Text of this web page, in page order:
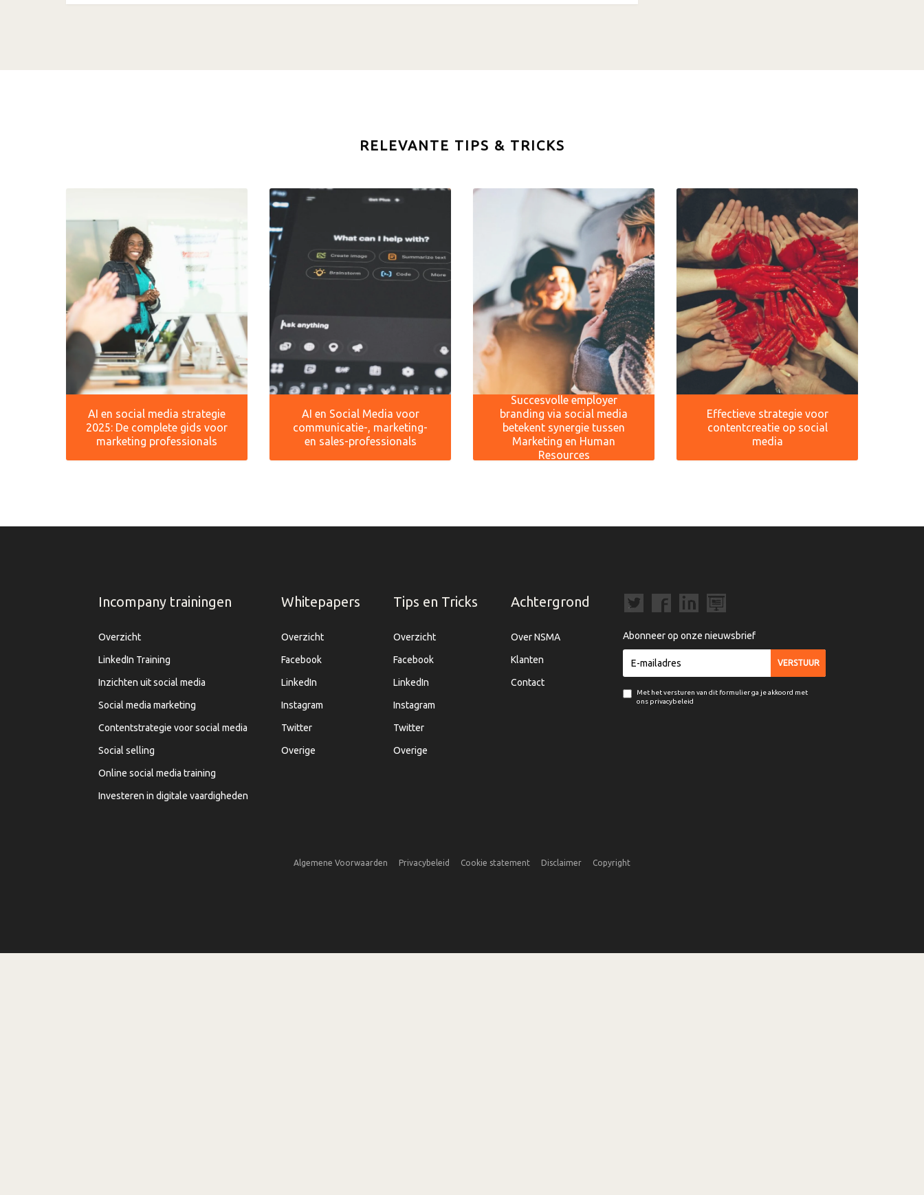
RELEVANTE TIPS & TRICKS
AI en social media strategie
2025: De complete gids voor
marketing professionals
AI en Social Media voor
communicatie-, marketing-
en sales-professionals
Succesvolle employer
branding via social media
betekent synergie tussen
Marketing en Human
Resources
Effectieve strategie voor
contentcreatie op social
media
Incompany trainingen
Overzicht
LinkedIn Training
Inzichten uit social media
Social media marketing
Contentstrategie voor social media
Social selling
Online social media training
Investeren in digitale vaardigheden
Whitepapers
Overzicht
Facebook
LinkedIn
Instagram
Twitter
Overige
Tips en Tricks
Overzicht
Facebook
LinkedIn
Instagram
Twitter
Overige
Achtergrond
Over NSMA
Klanten
Contact
Abonneer op onze nieuwsbrief
Met het versturen van dit formulier ga je akkoord met
ons privacybeleid
Algemene Voorwaarden Privacybeleid Cookie statement Disclaimer Copyright